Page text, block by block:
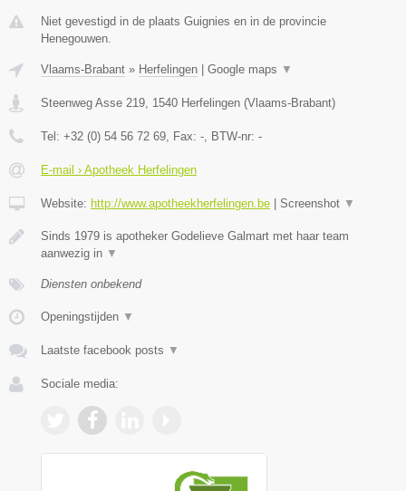
Niet gevestigd in de plaats Guignies en in de provincie
Henegouwen.
Vlaams-Brabant » Herfelingen Google maps ▼
Steenweg Asse 219 1540 Herfelingen (Vlaams-Brabant)
Tel: +32 (0) 54 56 72 69 , Fax: - , BTW-nr: -
E-mail › Apotheek Herfelingen
Website: http://www.apotheekherfelingen.be Screenshot ▼
Sinds 1979 is apotheker Godelieve Galmart met haar team
aanwezig in ▼
Diensten onbekend
Openingstijden ▼
Laatste facebook posts ▼
Sociale media: